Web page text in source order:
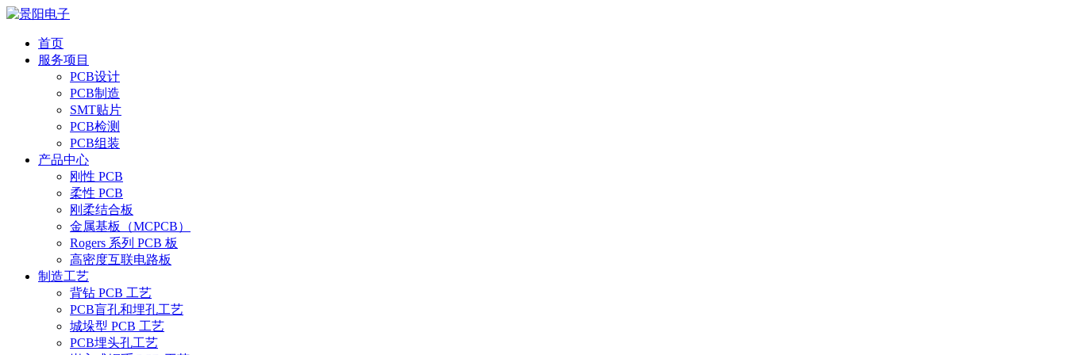
首页
服务项目
PCB设计
PCB制造
SMT贴片
PCB检测
PCB组装
产品中心
刚性 PCB
柔性 PCB
刚柔结合板
金属基板（MCPCB）
Rogers 系列 PCB 板
高密度互联电路板
制造工艺
背钻 PCB 工艺
PCB盲孔和埋孔工艺
城垛型 PCB 工艺
PCB埋头孔工艺